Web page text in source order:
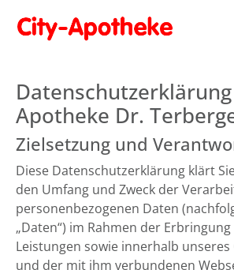
Apotheke Dr.
Zielsetzung und
Diese Datenschutzerklärung klärt
den Umfang und Zweck der
personenbezogenen Daten
„Daten“) im Rahmen der
Leistungen sowie innerhalb
und der mit ihm verbundenen